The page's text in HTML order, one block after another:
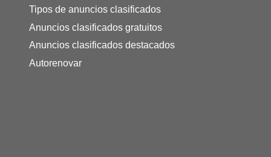
Tipos de anuncios clasificados
Anuncios clasificados gratuitos
Anuncios clasificados destacados
Autorenovar